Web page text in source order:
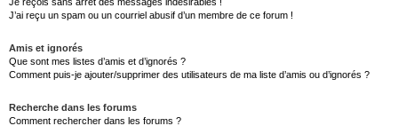
J’ai reçu un spam ou un courriel abusif d’un membre de ce forum !
Amis et ignorés
Que sont mes listes d’amis et d’ignorés ?
Comment puis-je ajouter/supprimer des utilisateurs de ma liste d’amis ou d’ignorés ?
Recherche dans les forums
Comment rechercher dans les forums ?